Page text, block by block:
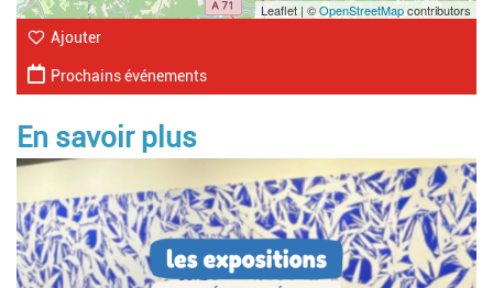
Leaflet | ©OpenStreetMapcontributors
Ajouter
Prochains événements
En savoir plus